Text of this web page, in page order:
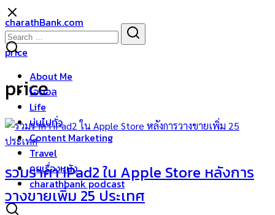
Skip
to
content
charathBank.com
About Me
ไอดอล
Life
บ่นไปทั่ว
Content Marketing
Travel
คุยเรื่องหนัง
charathbank podcast
Search
for:
price
price
รวมราคา iPad2 ใน Apple Store หลังการ
วางขายเพิ่ม 25 ประเทศ